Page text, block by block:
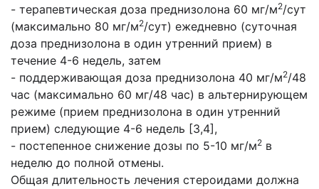
- терапевтическая доза преднизолона 60 мг/м2/сут
(максимально 80 мг/м2/сут) ежедневно (суточная
доза преднизолона в один утренний прием) в
течение 4-6 недель, затем
- поддерживающая доза преднизолона 40 мг/м2/48
час (максимально 60 мг/48 час) в альтернирующем
режиме (прием преднизолона в один утренний
прием) следующие 4-6 недель [3,4],
- постепенное снижение дозы по 5-10 мг/м2 в
неделю до полной отмены.
Общая длительность лечения стероидами должна